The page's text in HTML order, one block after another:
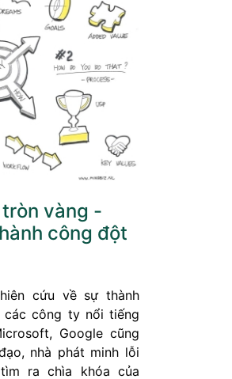
vàng -
công đột
cứu về sự thành
công ty nổi tiếng
Google cũng
nhà phát minh lỗi
ra chìa khóa của